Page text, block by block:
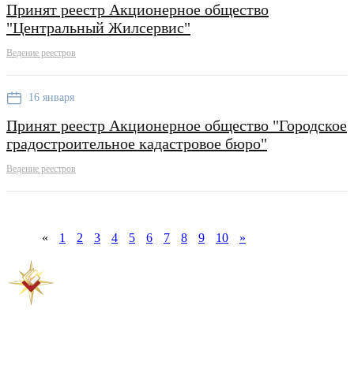
Принят реестр Акционерное общество
"Центральный Жилсервис"
Ведение реестров
16 января
Принят реестр Акционерное общество "Городское
градостроительное кадастровое бюро"
Ведение реестров
« 1 2 3 4 5 6 7 8 9 10 »